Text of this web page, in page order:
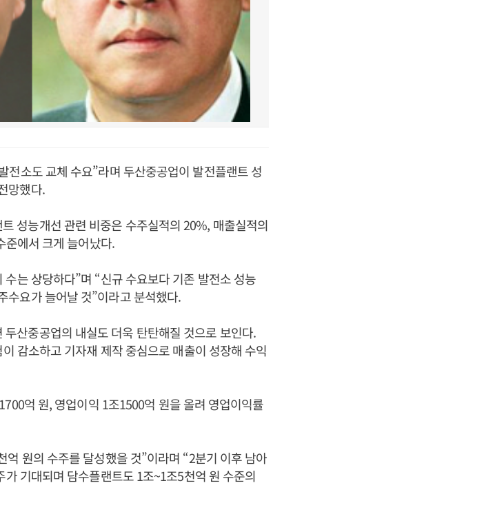
전소도 교체 수요”라며 두산중공업이 발전플랜트 성
망했다.
성능개선 관련 비중은 수주실적의 20%, 매출실적의
에서 크게 늘어났다.
는 상당하다”며 “신규 수요보다 기존 발전소 성능
수요가 늘어날 것”이라고 분석했다.
산중공업의 내실도 더욱 탄탄해질 것으로 보인다.
감소하고 기자재 제작 중심으로 매출이 성장해 수익
억 원, 영업이익 1조1500억 원을 올려 영업이익률
원의 수주를 달성했을 것”이라며 “2분기 이후 남아
기대되며 담수플랜트도 1조~1조5천억 원 수준의